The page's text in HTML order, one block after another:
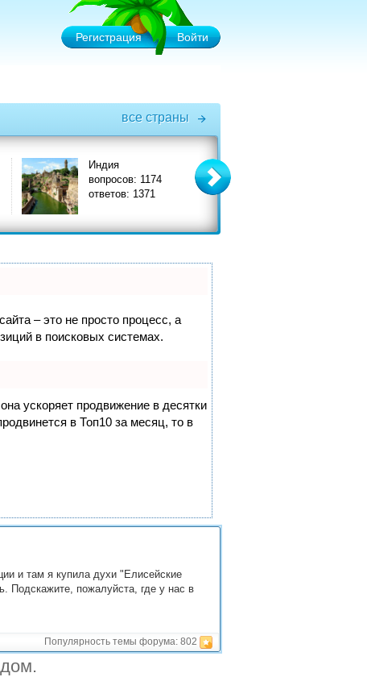
Регистрация Войти
все страны
Индия
вопросов: 1174
ответов: 1371
Италия
вопросов: 3575
ответов: 3908
– это не просто процесс, а
в поисковых системах.
ускоряет продвижение в десятки
в Топ10 за месяц, то в
и там я купила духи "Елисейские
Подскажите, пожалуйста, где у нас в
Популярность темы форума: 802